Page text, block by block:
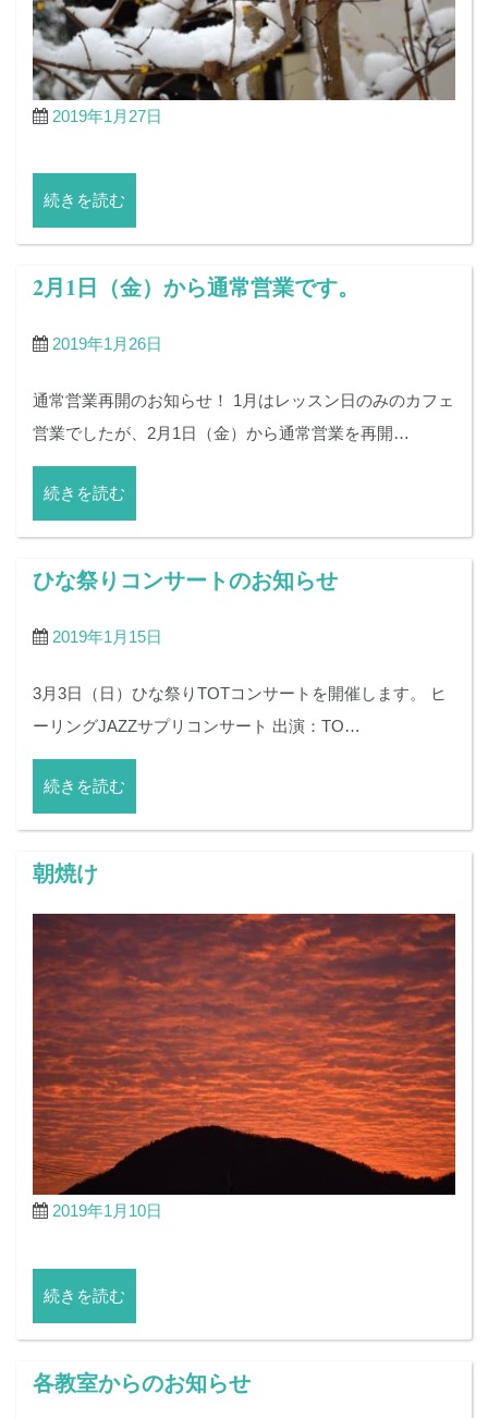
2019年1月27日
続きを読む
2月1日（金）から通常営業です。
2019年1月26日
通常営業再開のお知らせ！ 1月はレッスン日のみのカフェ
営業でしたが、2月1日（金）から通常営業を再開…
続きを読む
ひな祭りコンサートのお知らせ
2019年1月15日
3月3日（日）ひな祭りTOTコンサートを開催します。 ヒ
ーリングJAZZサプリコンサート 出演：TO…
続きを読む
朝焼け
2019年1月10日
続きを読む
各教室からのお知らせ